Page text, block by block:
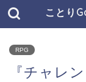
ことり
RPG
『チャレ